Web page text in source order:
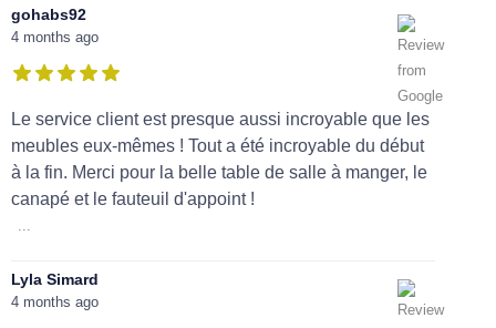
gohabs92
4 months ago
Le service client est presque aussi incroyable que les
meubles eux-mêmes ! Tout a été incroyable du début
à la fin. Merci pour la belle table de salle à manger, le
canapé et le fauteuil d'appoint !
Lyla Simard
4 months ago